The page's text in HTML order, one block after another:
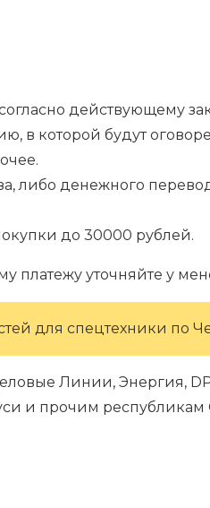
действующему
в которой будут
либо денежного
до 30000 рублей.
платежу уточняйте у
для спецтехники по
Линии, Энергия,
и прочим